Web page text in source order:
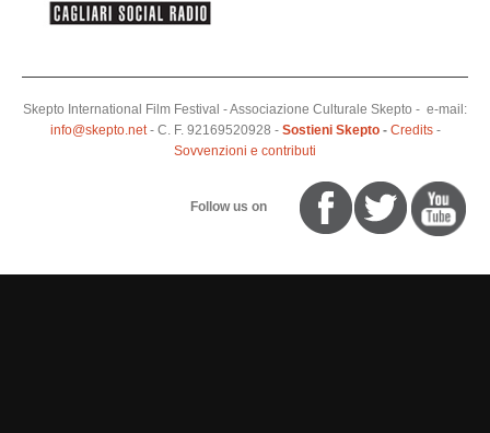
Skepto International Film Festival - Associazione Culturale Skepto - e-mail:
info@skepto.net- C. F. 92169520928 - Sostieni Skepto- Credits-
Sovvenzioni e contributi
Follow us on